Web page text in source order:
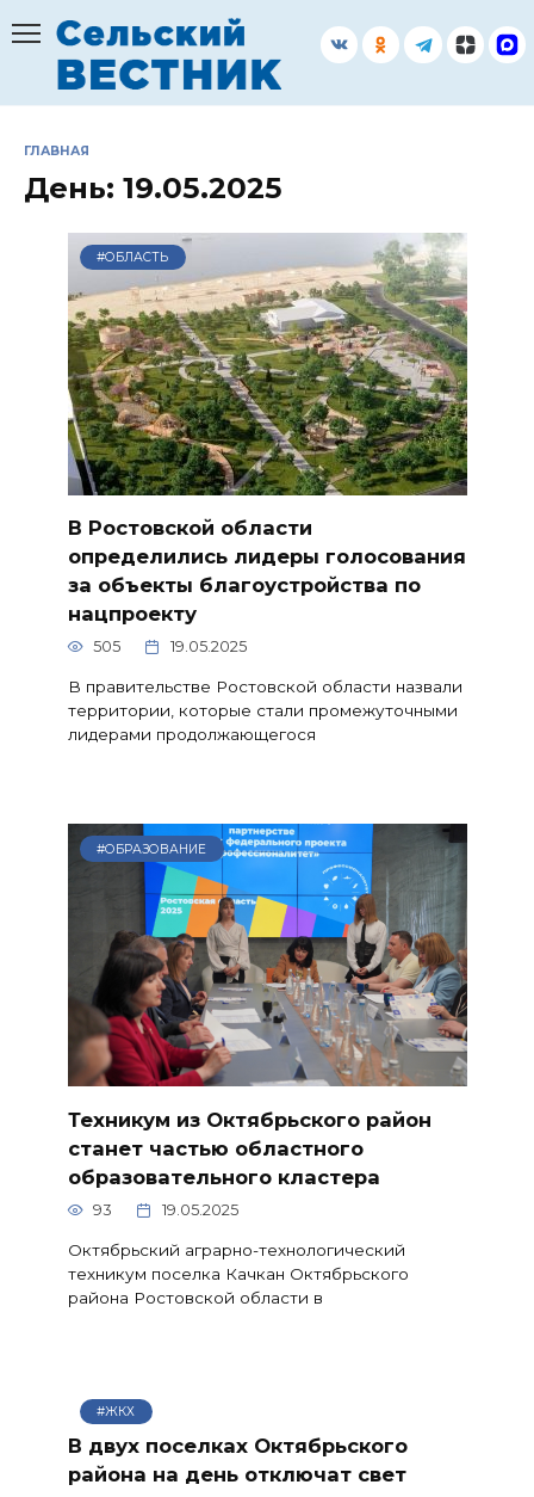
содержанию
ГЛАВНАЯ
День: 19.05.2025
#ОБЛАСТЬ
В Ростовской области
определились лидеры голосования
за объекты благоустройства по
нацпроекту
505 19.05.2025
В правительстве Ростовской области назвали
территории, которые стали промежуточными
лидерами продолжающегося
#ОБРАЗОВАНИЕ
Техникум из Октябрьского район
станет частью областного
образовательного кластера
93 19.05.2025
Октябрьский аграрно-технологический
техникум поселка Качкан Октябрьского
района Ростовской области в
#ЖКХ
В двух поселках Октябрьского
района на день отключат свет